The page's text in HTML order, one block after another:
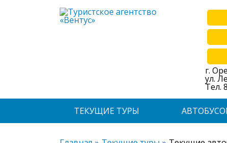
г.
ул.
Тел.
ТЕКУЩИЕ ТУРЫ